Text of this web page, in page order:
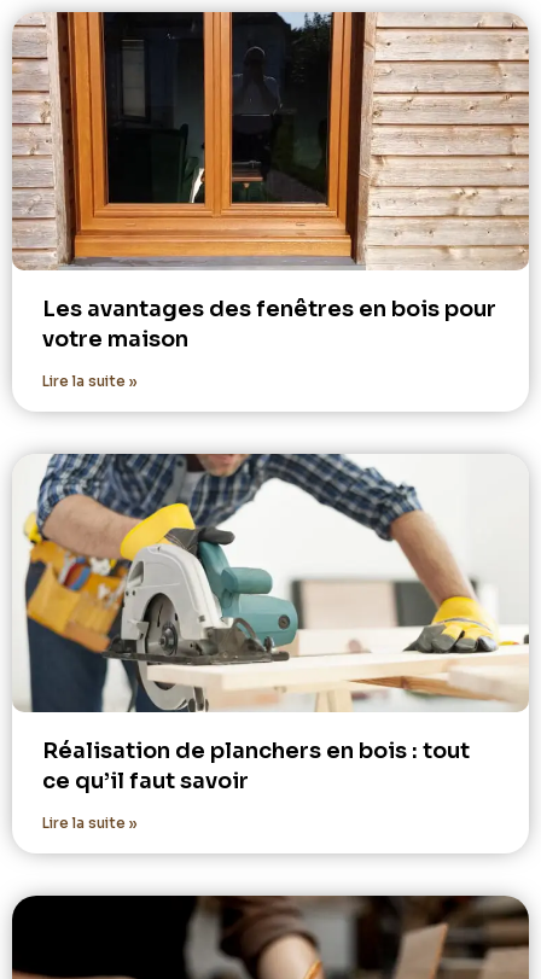
Les avantages des fenêtres en bois pour
votre maison
Lire la suite »
Réalisation de planchers en bois : tout
ce qu’il faut savoir
Lire la suite »